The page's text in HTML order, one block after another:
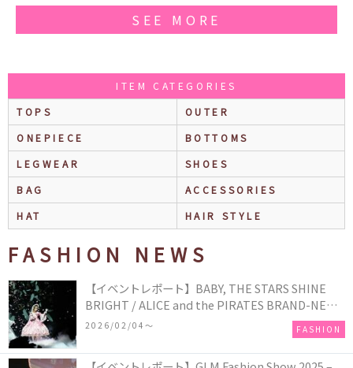
SEE MORE
ITEM CATEGORIES
TOPS
OUTER
ONEPIECE
BOTTOMS
LEGWEAR
SHOES
BAG
ACCESSORIES
HAT
HAIR STYLE
FASHION NEWS
【イベントレポート】BABY, THE STARS SHINE
BRIGHT / ALICE and the PIRATES BRAND-NEW
COLLECTION in TOKYO
2026/02/04〜 FASHION